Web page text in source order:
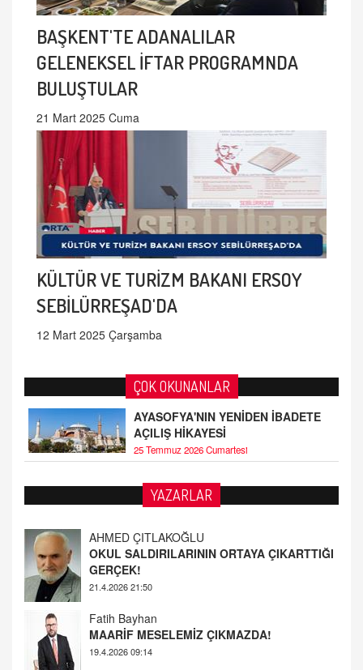
BAŞKENT'TE ADANALILAR
GELENEKSEL İFTAR PROGRAMNDA
BULUŞTULAR
21 Mart 2025 Cuma
KÜLTÜR VE TURİZM BAKANI ERSOY
SEBİLÜRREŞAD'DA
12 Mart 2025 Çarşamba
ÇOK OKUNANLAR
AYASOFYA'NIN YENİDEN İBADETE
AÇILIŞ HİKAYESİ
25 Temmuz 2026 Cumartesi
YAZARLAR
Fatih Bayhan
MAARİF MESELEMİZ ÇIKMAZDA!
19.4.2026 09:14
YUSUF YAVUZYILMAZ
EĞİTİM'DE ŞİDDET
19.4.2026 08:58